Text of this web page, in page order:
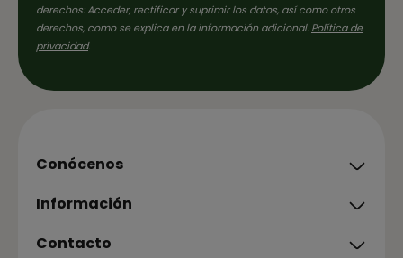
derechos: Acceder, rectificar y suprimir los datos, así como otros
derechos, como se explica en la información adicional. Política de
privacidad.
Conócenos
Información
Contacto